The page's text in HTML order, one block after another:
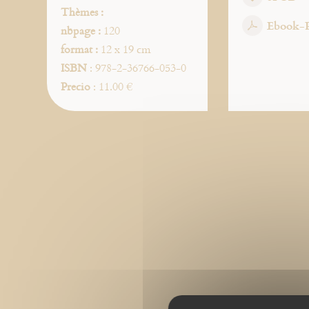
Thèmes :
nbpage :120
format :12 x 19 cm
ISBN: 978-2-36766-053-0
Precio: 11.00 €
Ebook-